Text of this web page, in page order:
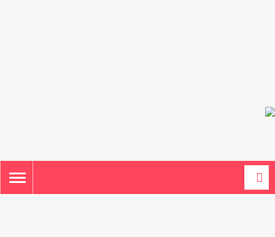
TOGGLE
NAVIGATION